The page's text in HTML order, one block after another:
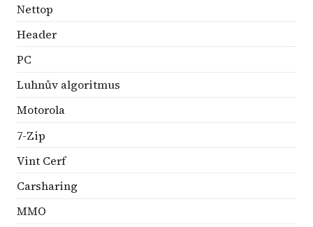
Nettop
Header
PC
Luhnův algoritmus
Motorola
7-Zip
Vint Cerf
Carsharing
MMO